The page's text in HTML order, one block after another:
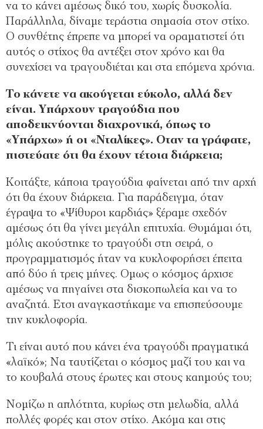
να το κάνει αμέσως δικό του, χωρίς δυσκολία.
Παράλληλα, δίναμε τεράστια σημασία στον στίχο.
Ο συνθέτης έπρεπε να μπορεί να οραματιστεί ότι
αυτός ο στίχος θα αντέξει στον χρόνο και θα
συνεχίσει να τραγουδιέται και στα επόμενα χρόνια.
Το κάνετε να ακούγεται εύκολο, αλλά δεν
είναι. Υπάρχουν τραγούδια που
αποδεικνύονται διαχρονικά, όπως το
«Υπάρχω» ή οι «Νταλίκες». Οταν τα γράφατε,
πιστεύατε ότι θα έχουν τέτοια διάρκεια;
Κοιτάξτε, κάποια τραγούδια φαίνεται από την αρχή
ότι θα έχουν διάρκεια. Για παράδειγμα, όταν
έγραψα το «Ψίθυροι καρδιάς» ξέραμε σχεδόν
αμέσως ότι θα γίνει μεγάλη επιτυχία. Θυμάμαι ότι,
μόλις ακούστηκε το τραγούδι στη σειρά, ο
προγραμματισμός ήταν να κυκλοφορήσει έπειτα
από δύο ή τρεις μήνες. Ομως ο κόσμος άρχισε
αμέσως να πηγαίνει στα δισκοπωλεία και να το
αναζητά. Ετσι αναγκαστήκαμε να επισπεύσουμε
την κυκλοφορία.
Τι είναι αυτό που κάνει ένα τραγούδι πραγματικά
«λαϊκό»; Να ταυτίζεται ο κόσμος μαζί του και να
το κουβαλά στους έρωτες και στους καημούς του;
Νομίζω η απλότητα, κυρίως στη μελωδία, αλλά
πολλές φορές και στον στίχο. Ακόμα και στις